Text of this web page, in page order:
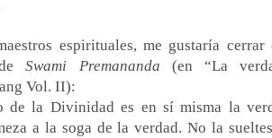
espirituales, me gustaría cerrar
deSwami Premananda (en “La
Vol. II):
de la Divinidad es en sí misma la
a la soga de la verdad. No la